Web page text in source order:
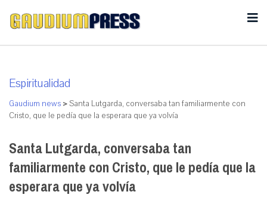
Espiritualidad
Gaudium news >Santa Lutgarda, conversaba tan familiarmente con
Cristo, que le pedía que la esperara que ya volvía
Santa Lutgarda, conversaba tan
familiarmente con Cristo, que le pedía que la
esperara que ya volvía